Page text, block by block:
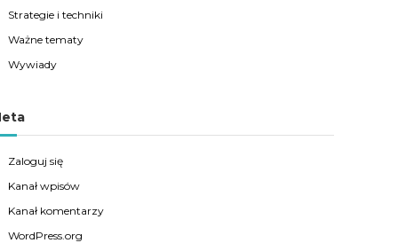
Strategie i techniki
Ważne tematy
Wywiady
Zaloguj się
Kanał wpisów
Kanał komentarzy
WordPress.org